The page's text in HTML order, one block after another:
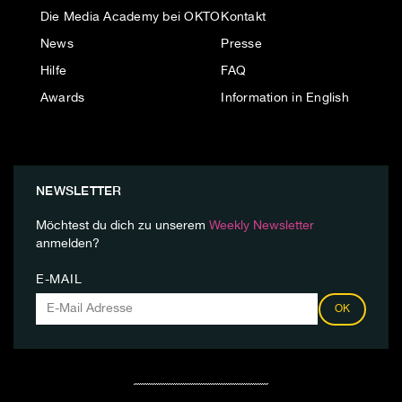
Die Media Academy bei OKTO
News
Hilfe
Awards
Kontakt
Presse
FAQ
Information in English
NEWSLETTER
Möchtest du dich zu unserem Weekly Newsletter
anmelden?
E-MAIL
OK